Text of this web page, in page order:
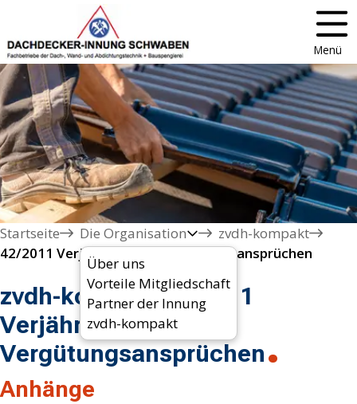
Menü
Startseite
Die Organisation
Über uns
Vorteile Mitgliedschaft
Partner der Innung
zvdh-kompakt
zvdh-kompakt
42/2011 Verjährung von Vergütungsansprüchen
zvdh-kompakt 42/2011
Verjährung von
Vergütungsansprüchen
Anhänge